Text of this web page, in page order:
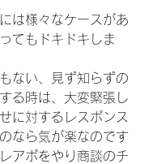
は様々なケースがあ
てもドキドキしま
ない、見ず知らずの
る時は、大変緊張し
に対するレスポンス
なら気が楽なのです
アポをやり商談のチ